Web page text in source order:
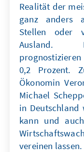
Realität der
ganz anders
Stellen oder
Ausland.
0,2 Prozent.
Ökonomin
Michael
in Deutschland
kann und
vereinen lassen.